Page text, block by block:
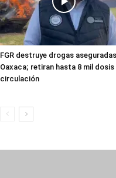
FGR destruye drogas
Oaxaca; retiran hasta 8 mil dosis
circulación